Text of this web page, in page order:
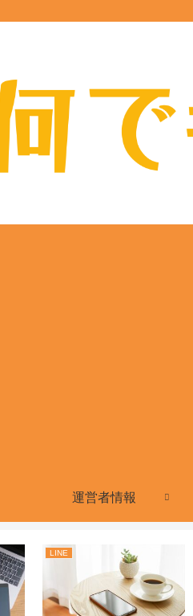
運営者情報
LINE